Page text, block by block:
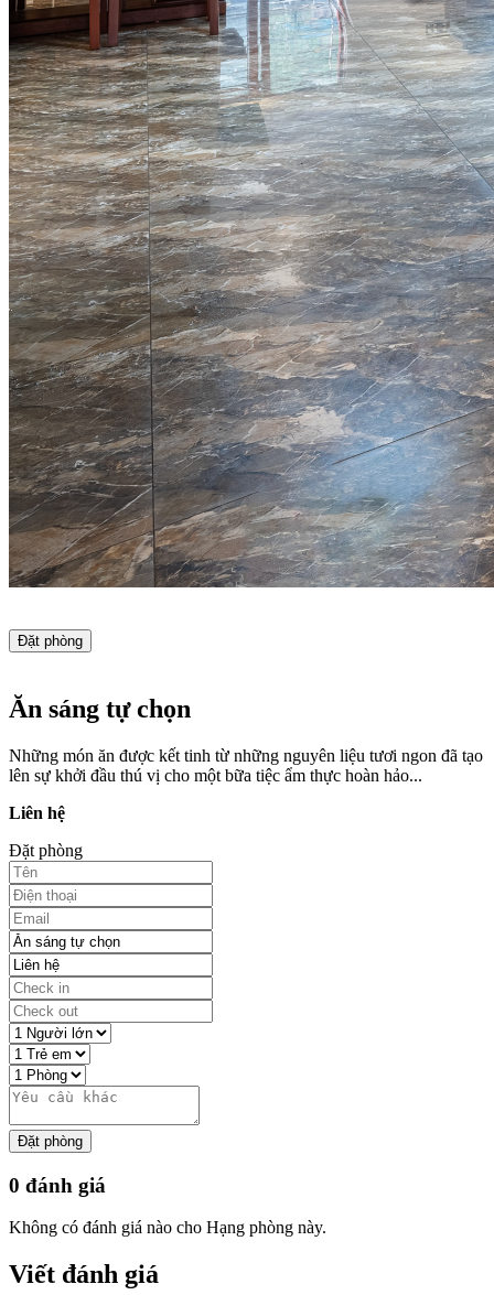
Đặt phòng
Ăn sáng tự chọn
Những món ăn được kết tinh từ những nguyên liệu tươi ngon đã tạo
lên sự khởi đầu thú vị cho một bữa tiệc ẩm thực hoàn hảo...
Liên hệ
Đặt phòng
Đặt phòng
0 đánh giá
Không có đánh giá nào cho Hạng phòng này.
Viết đánh giá